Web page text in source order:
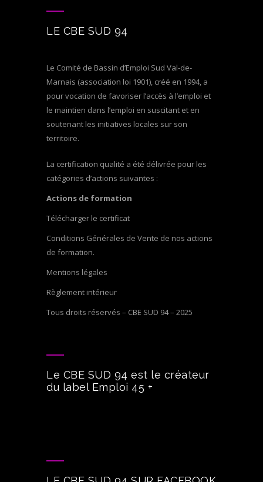
LE CBE SUD 94
Le Comité de Bassin d’Emploi Sud Val-de-
Marnais (association loi 1901), créé en 1994, a
pour vocation de favoriser l’accès à l’emploi et
le maintien dans l’emploi en suscitant et en
soutenant les initiatives locales sur son
territoire.
La certification qualité a été délivrée pour les
catégories d’actions suivantes :
Actions de formation
Télécharger le certificat
Conditions Générales de Vente de nos actions
de formation.
Mentions légales
Règlement intérieur
Tous droits réservés – CBE SUD 94 – 2025
Le CBE SUD 94 est le créateur
du label Emploi 45 +